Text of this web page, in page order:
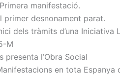
manifestació.
primer desnonament parat.
dels tràmits d’una
M
presenta l’Obra Social
en tota Espanya